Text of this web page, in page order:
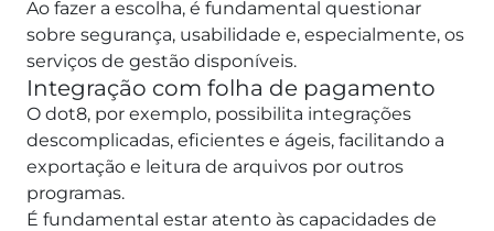
Ao fazer a escolha, é fundamental questionar
sobre segurança, usabilidade e, especialmente, os
serviços de gestão disponíveis.
Integração com folha de pagamento
O dot8, por exemplo, possibilita integrações
descomplicadas, eficientes e ágeis, facilitando a
exportação e leitura de arquivos por outros
programas.
É fundamental estar atento às capacidades de